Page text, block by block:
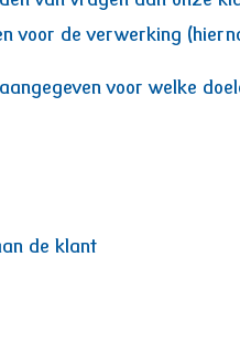
voor de verwerking
voor welke
de klant